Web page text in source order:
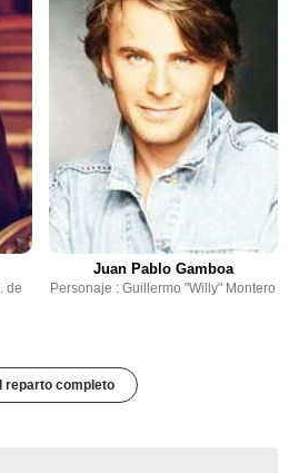
de
Juan Pablo Gamboa
Personaje : Guillermo "Willy" Montero
reparto completo